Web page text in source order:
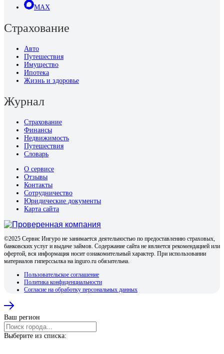
MAX
Страхование
Авто
Путешествия
Имущество
Ипотека
Жизнь и здоровье
Журнал
Страхование
Финансы
Недвижимость
Путешествия
Словарь
О сервисе
Отзывы
Контакты
Сотрудничество
Юридические документы
Карта сайта
©2025 Сервис Ингуро не занимается деятельностью по предоставлению страховых,
банковских услуг и выдаче займов. Содержание сайта не является рекомендацией или
офертой, вся информация носит ознакомительный характер. При использовании
материалов гиперссылка на inguro.ru обязательна.
Пользовательское соглашение
Политика конфиденциальности
Согласие на обработку персональных данных
Ваш регион
Выберите из списка: